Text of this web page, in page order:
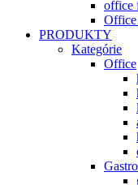
office
Office
PRODUKTY
Kategórie
Office
Gastro